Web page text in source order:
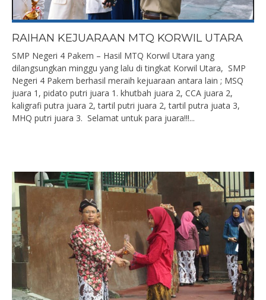
RAIHAN KEJUARAAN MTQ KORWIL UTARA
SMP Negeri 4 Pakem – Hasil MTQ Korwil Utara yang
dilangsungkan minggu yang lalu di tingkat Korwil Utara, SMP
Negeri 4 Pakem berhasil meraih kejuaraan antara lain ; MSQ
juara 1, pidato putri juara 1. khutbah juara 2, CCA juara 2,
kaligrafi putra juara 2, tartil putri juara 2, tartil putra juata 3,
MHQ putri juara 3. Selamat untuk para juara!!!...